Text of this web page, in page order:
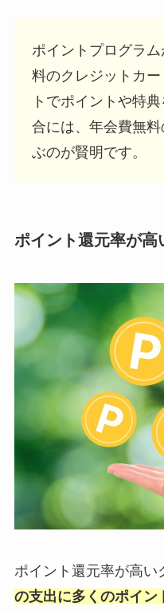
ポイントプログラ
料のクレジットカ
トでポイントや特
合には、年会費無
ぶのが賢明です。
ポイント還元率が高
ポイント還元率が高い
の支出に多くのポイン